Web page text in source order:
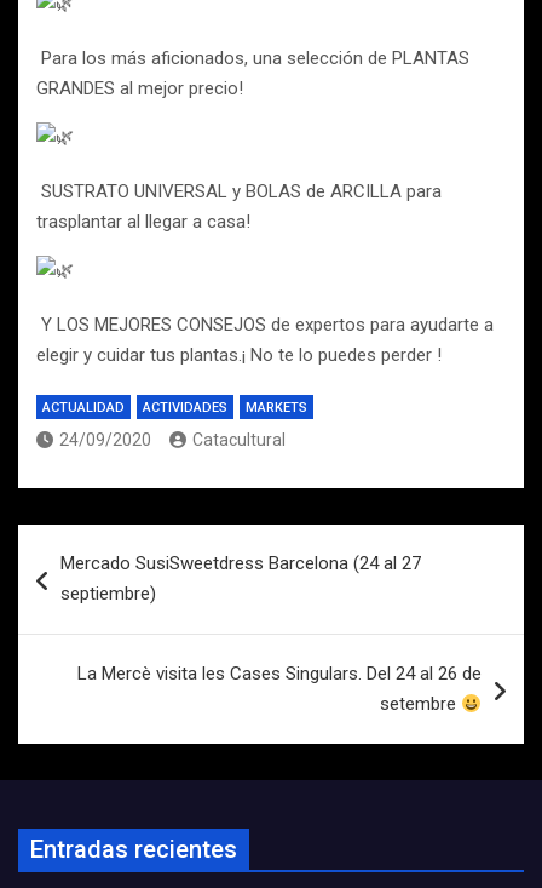
Para los más aficionados, una selección de PLANTAS
GRANDES al mejor precio!
SUSTRATO UNIVERSAL y BOLAS de ARCILLA para
trasplantar al llegar a casa!
Y LOS MEJORES CONSEJOS de expertos para ayudarte a
elegir y cuidar tus plantas.¡ No te lo puedes perder !
ACTUALIDAD ACTIVIDADES MARKETS
24/09/2020 Catacultural
de
Mercado SusiSweetdress Barcelona (24 al 27
septiembre)
La Mercè visita les Cases Singulars. Del 24 al 26 de
setembre
Entradas recientes